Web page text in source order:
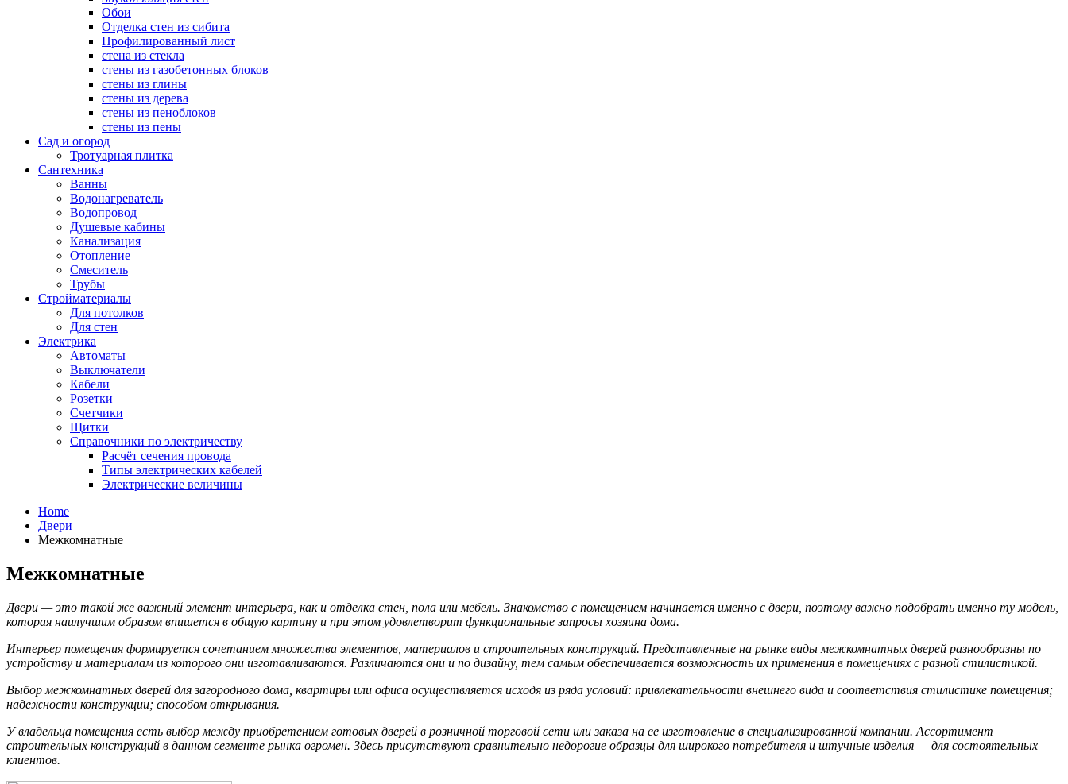
Обои
Отделка стен из сибита
Профилированный лист
стена из стекла
стены из газобетонных блоков
стены из глины
стены из дерева
стены из пеноблоков
стены из пены
Сад и огород
Тротуарная плитка
Сантехника
Ванны
Водонагреватель
Водопровод
Душевые кабины
Канализация
Отопление
Смеситель
Трубы
Стройматериалы
Для потолков
Для стен
Электрика
Автоматы
Выключатели
Кабели
Розетки
Счетчики
Щитки
Справочники по электричеству
Расчёт сечения провода
Типы электрических кабелей
Электрические величины
Home
Двери
Межкомнатные
Межкомнатные
Двери — это такой же важный элемент интерьера, как и отделка стен, пола или мебель. Знакомство с помещением начинается именно с двери, поэтому важно подобрать именно ту модель,
которая наилучшим образом впишется в общую картину и при этом удовлетворит функциональные запросы хозяина дома.
Интерьер помещения формируется сочетанием множества элементов, материалов и строительных конструкций. Представленные на рынке виды межкомнатных дверей разнообразны по
устройству и материалам из которого они изготавливаются. Различаются они и по дизайну, тем самым обеспечивается возможность их применения в помещениях с разной стилистикой.
Выбор межкомнатных дверей для загородного дома, квартиры или офиса осуществляется исходя из ряда условий: привлекательности внешнего вида и соответствия стилистике помещения;
надежности конструкции; способом открывания.
У владельца помещения есть выбор между приобретением готовых дверей в розничной торговой сети или заказа на ее изготовление в специализированной компании. Ассортимент
строительных конструкций в данном сегменте рынка огромен. Здесь присутствуют сравнительно недорогие образцы для широкого потребителя и штучные изделия — для состоятельных
клиентов.